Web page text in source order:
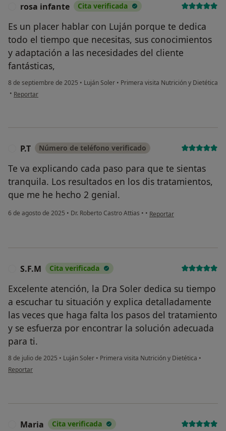
rosa infante Cita verificada
Es un placer hablar con Luján porque te dedica
todo el tiempo que necesitas, sus conocimientos
y adaptación a las necesidades del cliente
fantásticas,
8 de septiembre de 2025 • Luján Soler • Primera visita Nutrición y Dietética
• en opinión del usuario rosa infante
Reportar
P.T Número de teléfono verificado
Te va explicando cada paso para que te sientas
tranquila. Los resultados en los dis tratamientos,
que me he hecho 2 genial.
6 de agosto de 2025 • Dr. Roberto Castro Attias • • en opinión del usuario P.T
Reportar
S.F.M Cita verificada
Excelente atención, la Dra Soler dedica su tiempo
a escuchar tu situación y explica detalladamente
las veces que haga falta los pasos del tratamiento
y se esfuerza por encontrar la solución adecuada
para ti.
8 de julio de 2025 • Luján Soler • Primera visita Nutrición y Dietética •
en opinión del usuario S.F.M
Reportar
Maria Cita verificada